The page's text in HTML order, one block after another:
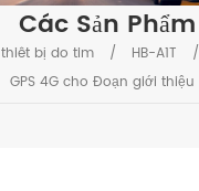
Các Sản Phẩm
thiêt bị do tim / HB-A1T /
GPS 4G cho Đoạn giới thiệu